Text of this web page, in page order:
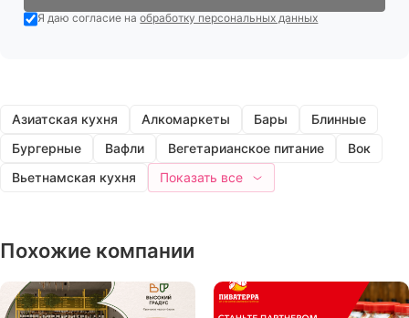
Я даю согласие наобработку персональных данных
Азиатская кухня Алкомаркеты Бары
Блинные
Бургерные
Вафли Вегетарианское питание
Вок
Вьетнамская кухня
Показать все
Похожие компании